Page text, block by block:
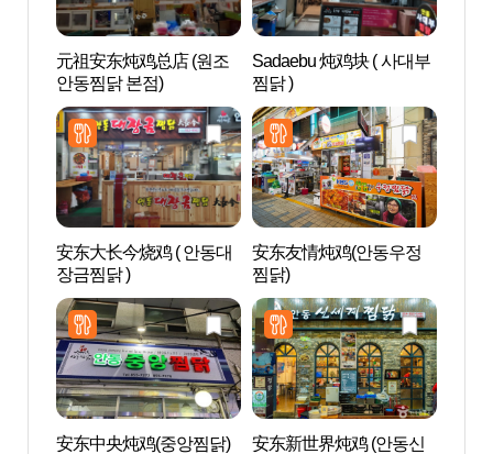
元祖安东炖鸡总店 (원조
안동찜닭 본점)
Sadaebu 炖鸡块 ( 사대부
찜닭 )
安东大长今烧鸡 ( 안동대
장금찜닭 )
安东友情炖鸡(안동우정
찜닭)
安东中央炖鸡(중앙찜닭)
安东新世界炖鸡 (안동신